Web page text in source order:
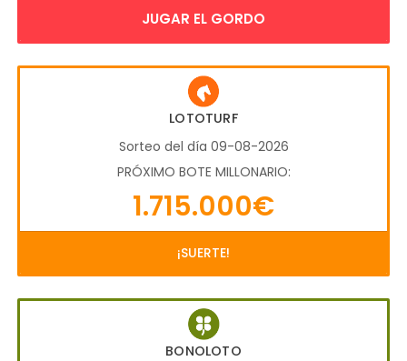
JUGAR EL GORDO
LOTOTURF
Sorteo del día 09-08-2026
PRÓXIMO BOTE MILLONARIO:
1.715.000€
¡SUERTE!
BONOLOTO